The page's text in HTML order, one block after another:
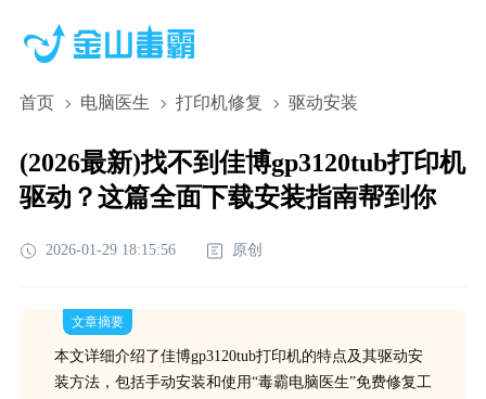
首页 电脑医生 打印机修复 驱动安装
(2026最新)找不到佳博gp3120tub打印机
驱动？这篇全面下载安装指南帮到你
2026-01-29 18:15:56 原创
文章摘要
本文详细介绍了佳博gp3120tub打印机的特点及其驱动安
装方法，包括手动安装和使用“毒霸电脑医生”免费修复工